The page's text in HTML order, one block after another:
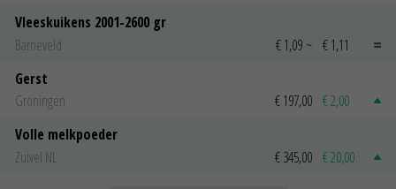
Vleeskuikens 2001-2600 gr
Barneveld
€ 1,09 ~ € 1,11
Gerst
Groningen
€ 197,00 € 2,00
Volle melkpoeder
Zuivel NL
€ 345,00 € 20,00